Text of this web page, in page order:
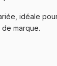
idéale
marque.